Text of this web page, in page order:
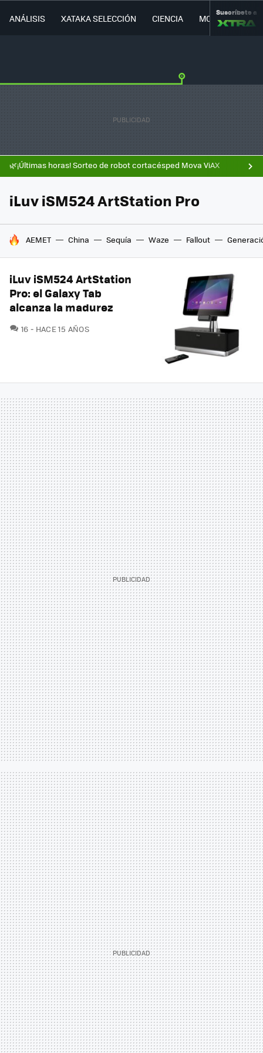
ANÁLISIS XATAKA SELECCIÓN CIENCIA MOVILIDAD
Suscríbete a
🌿¡Últimas horas! Sorteo de robot cortacésped Mova ViAX
iLuv iSM524 ArtStation Pro
HOY SE HABLA DE
AEMET China Sequía Waze Fallout
iLuv iSM524 ArtStation
Pro: el Galaxy Tab
alcanza la madurez
16 COMENTARIOS
HACE 15 AÑOS